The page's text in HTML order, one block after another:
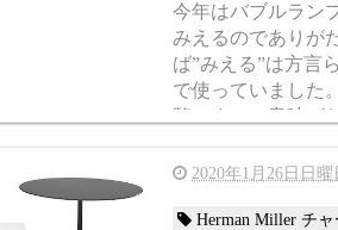
今年はバブルラン
みえるのでありがたいです
ば”みえる”は方言
で使っていました。 全国の人がこのブログがご
覧ですので意味が
しれま
2020年1月26日日曜
Herman Miller チ